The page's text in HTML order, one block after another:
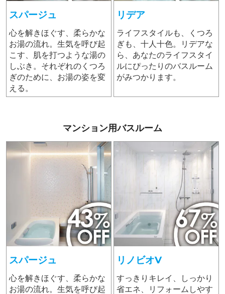
スパージュ
心を解きほぐす、柔らかな
お湯の流れ。生気を呼び起
こす、肌を打つような湯の
しぶき。それぞれのくつろ
ぎのために、お湯の姿を変
える。
リデア
ライフスタイルも、くつろ
ぎも、十人十色。リデアな
ら、あなたのライフスタイ
ルにぴったりのバスルーム
がみつかります。
マンション用バスルーム
スパージュ
心を解きほぐす、柔らかな
お湯の流れ。生気を呼び起
リノビオV
すっきりキレイ、しっかり
省エネ、リフォームしやす